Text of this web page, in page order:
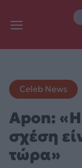
Celeb News
Apon:
σχέση
τώρα»